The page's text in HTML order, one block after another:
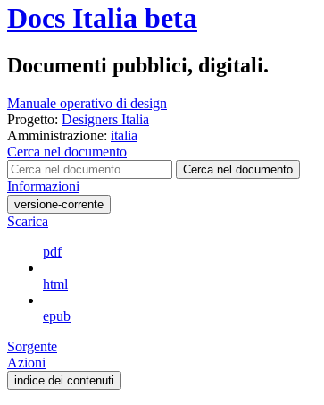
Docs Italia beta
Documenti pubblici, digitali.
Manuale operativo di design
Progetto: Designers Italia
Amministrazione: italia
Cerca nel documento
Cerca nel documento
Informazioni
versione-corrente
Scarica
pdf
html
epub
Sorgente
Azioni
indice dei contenuti